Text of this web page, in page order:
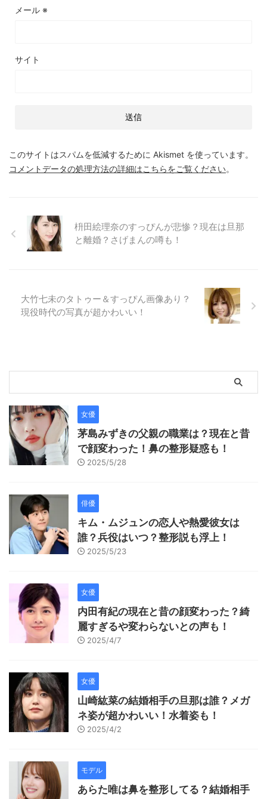
メール ※
サイト
このサイトはスパムを低減するために Akismet を使っています。
コメントデータの処理方法の詳細はこちらをご覧ください。
枡田絵理奈のすっぴんが悲惨？現在は旦那
と離婚？さげまんの噂も！
大竹七未のタトゥー＆すっぴん画像あり？
現役時代の写真が超かわいい！
女優
茅島みずきの父親の職業は？現在と昔
で顔変わった！鼻の整形疑惑も！
2025/5/28
俳優
キム・ムジュンの恋人や熱愛彼女は
誰？兵役はいつ？整形説も浮上！
2025/5/23
女優
内田有紀の現在と昔の顔変わった？綺
麗すぎるや変わらないとの声も！
2025/4/7
女優
山崎紘菜の結婚相手の旦那は誰？メガ
ネ姿が超かわいい！水着姿も！
2025/4/2
モデル
あらた唯は鼻を整形してる？結婚相手